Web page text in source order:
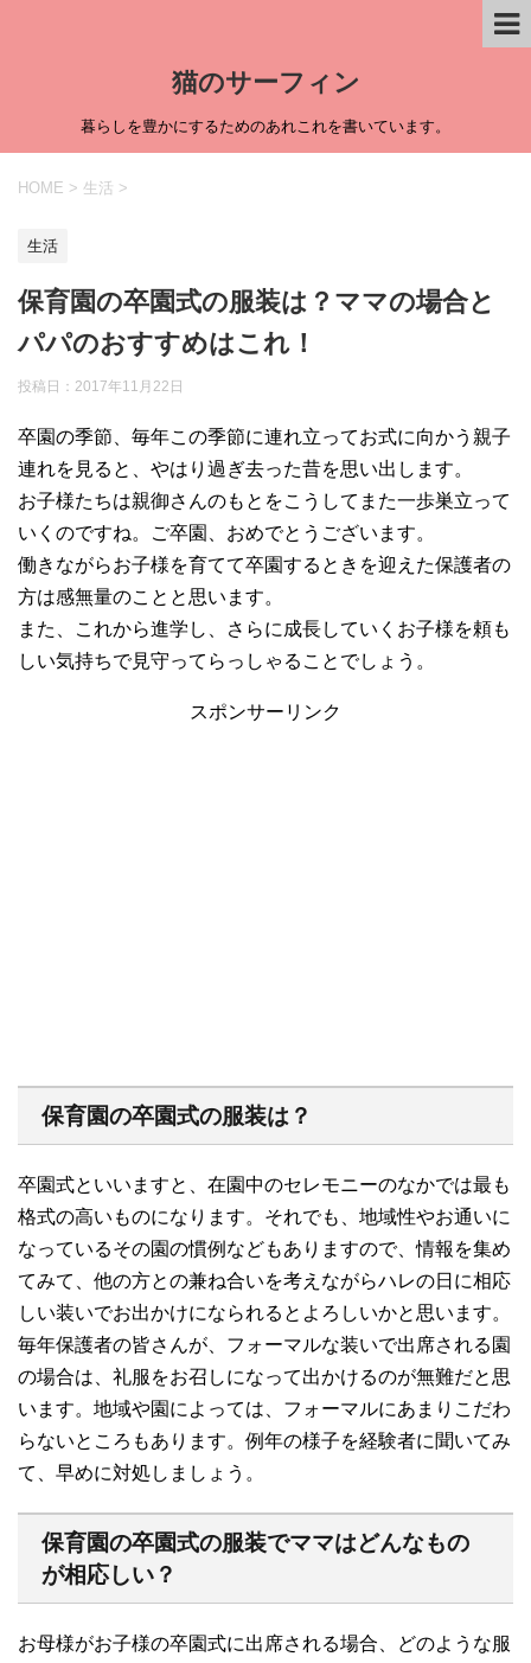
猫のサーフィン
暮らしを豊かにするためのあれこれを書いています。
HOME > 生活 >
生活
保育園の卒園式の服装は？ママの場合と
パパのおすすめはこれ！
投稿日： 2017年11月22日
卒園の季節、毎年この季節に連れ立ってお式に向かう親子
連れを見ると、やはり過ぎ去った昔を思い出します。
お子様たちは親御さんのもとをこうしてまた一歩巣立って
いくのですね。ご卒園、おめでとうございます。
働きながらお子様を育てて卒園するときを迎えた保護者の
方は感無量のことと思います。
また、これから進学し、さらに成長していくお子様を頼も
しい気持ちで見守ってらっしゃることでしょう。
スポンサーリンク
保育園の卒園式の服装は？
卒園式といいますと、在園中のセレモニーのなかでは最も
格式の高いものになります。それでも、地域性やお通いに
なっているその園の慣例などもありますので、情報を集め
てみて、他の方との兼ね合いを考えながらハレの日に相応
しい装いでお出かけになられるとよろしいかと思います。
毎年保護者の皆さんが、フォーマルな装いで出席される園
の場合は、礼服をお召しになって出かけるのが無難だと思
います。地域や園によっては、フォーマルにあまりこだわ
らないところもあります。例年の様子を経験者に聞いてみ
て、早めに対処しましょう。
保育園の卒園式の服装でママはどんなもの
が相応しい？
お母様がお子様の卒園式に出席される場合、どのような服